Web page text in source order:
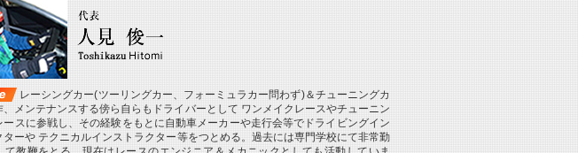
レーシングカー(ツーリングカー、フォーミュラカー問わず)＆チューニングカ
、メンテナンスする傍ら自らもドライバーとして ワンメイクレースやチューニン
ースに参戦し、その経験をもとに自動車メーカーや走行会等でドライビングイン
ターや テクニカルインストラクター等をつとめる。過去には専門学校にて非常勤